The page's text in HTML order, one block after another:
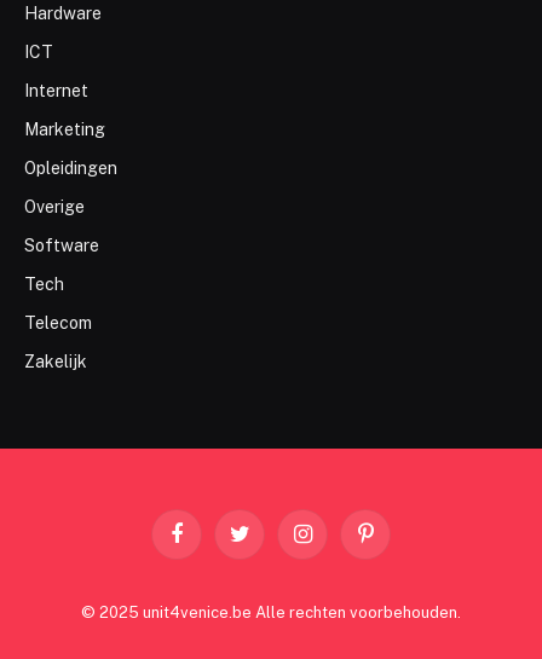
Hardware
ICT
Internet
Marketing
Opleidingen
Overige
Software
Tech
Telecom
Zakelijk
FacebookTwitter InstagramPinterest
© 2025 unit4venice.be Alle rechten voorbehouden.